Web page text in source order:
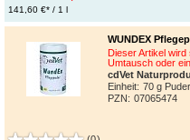
141,60 €* / 1 l
WUNDEX
Dieser Artikel
Umtausch oder
cdVet
Einheit: 70 g Puder
PZN: 07065474